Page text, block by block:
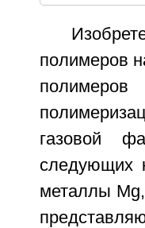
полимеров
газовой
следующих
металлы